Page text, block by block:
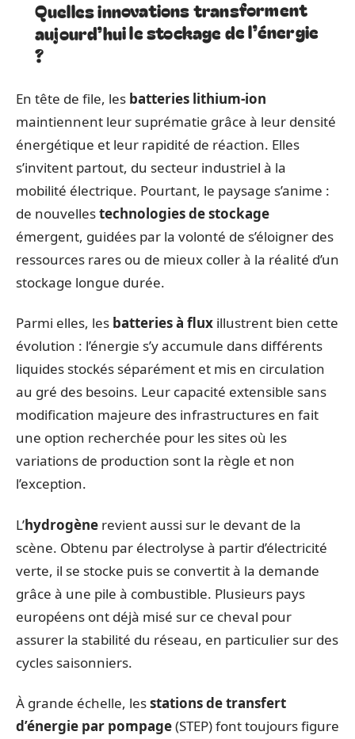
Quelles innovations transforment
aujourd’hui le stockage de l’énergie
?
En tête de file, les batteries lithium-ion
maintiennent leur suprématie grâce à leur densité
énergétique et leur rapidité de réaction. Elles
s’invitent partout, du secteur industriel à la
mobilité électrique. Pourtant, le paysage s’anime :
de nouvellestechnologies de stockage
émergent, guidées par la volonté de s’éloigner des
ressources rares ou de mieux coller à la réalité d’un
stockage longue durée.
Parmi elles, les batteries à flux illustrent bien cette
évolution : l’énergie s’y accumule dans différents
liquides stockés séparément et mis en circulation
au gré des besoins. Leur capacité extensible sans
modification majeure des infrastructures en fait
une option recherchée pour les sites où les
variations de production sont la règle et non
l’exception.
L’hydrogène revient aussi sur le devant de la
scène. Obtenu par électrolyse à partir d’électricité
verte, il se stocke puis se convertit à la demande
grâce à une pile à combustible. Plusieurs pays
européens ont déjà misé sur ce cheval pour
assurer la stabilité du réseau, en particulier sur des
cycles saisonniers.
À grande échelle, lesstations de transfert
d’énergie par pompage(STEP) font toujours figure